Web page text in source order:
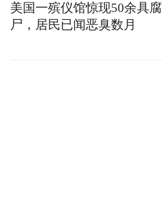
美国一殡仪馆惊现50余具腐
尸，居民已闻恶臭数月